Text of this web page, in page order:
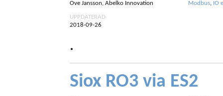
Ove Jansson, Abelko Innovation
Modbus, IO
UPPDATERAD
2018-09-26
.
Siox RO3 via ES2